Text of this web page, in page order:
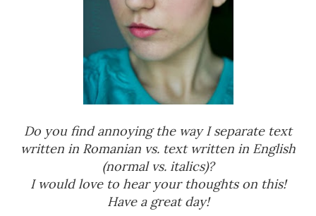
Do you find annoying the way I separate text
written in Romanian vs. text written in English
(normal vs. italics)?
I would love to hear your thoughts on this!
Have a great day!